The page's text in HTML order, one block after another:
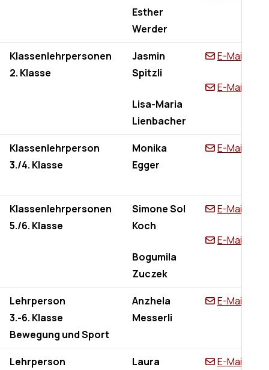
Esther
Werder
Klassenlehrpersonen
2. Klasse
Jasmin
Spitzli
Lisa-Maria
Lienbacher
E-Mail
E-Mail
Klassenlehrperson
3./4. Klasse
Monika
Egger
E-Mail
Klassenlehrpersonen
5./6. Klasse
Simone Sol
Koch
Bogumila
Zuczek
E-Mail
E-Mail
Lehrperson
3.-6. Klasse
Bewegung und Sport
Anzhela
Messerli
E-Mail
Lehrperson Laura E-Mail